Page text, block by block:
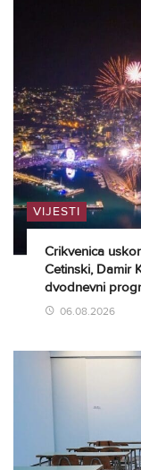
VIJESTI
Crikvenica
Cetinski, Damir
dvodnevni
06.08.2026